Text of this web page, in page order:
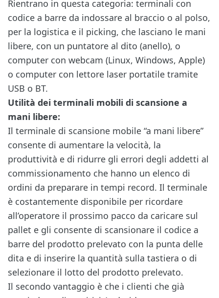
Rientrano in questa categoria: terminali con
codice a barre da indossare al braccio o al polso,
per la logistica e il picking, che lasciano le mani
libere, con un puntatore al dito (anello), o
computer con webcam (Linux, Windows, Apple)
o computer con lettore laser portatile tramite
USB o BT.
Utilità dei terminali mobili di scansione a
mani libere:
Il terminale di scansione mobile “a mani libere”
consente di aumentare la velocità, la
produttività e di ridurre gli errori degli addetti al
commissionamento che hanno un elenco di
ordini da preparare in tempi record. Il terminale
è costantemente disponibile per ricordare
all’operatore il prossimo pacco da caricare sul
pallet e gli consente di scansionare il codice a
barre del prodotto prelevato con la punta delle
dita e di inserire la quantità sulla tastiera o di
selezionare il lotto del prodotto prelevato.
Il secondo vantaggio è che i clienti che già